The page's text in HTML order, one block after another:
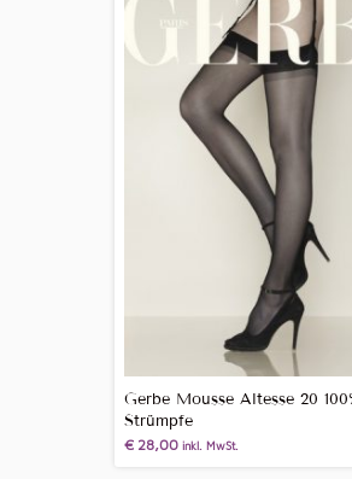
Gerbe Mousse Altesse 20
Strümpfe
€28,00 inkl. MwSt.